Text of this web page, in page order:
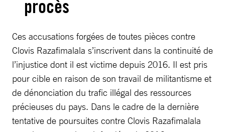
procès
Ces accusations forgées de toutes pièces contre
Clovis Razafimalala s’inscrivent dans la continuité de
l’injustice dont il est victime depuis 2016. Il est pris
pour cible en raison de son travail de militantisme et
de dénonciation du trafic illégal des ressources
précieuses du pays. Dans le cadre de la dernière
tentative de poursuites contre Clovis Razafimalala